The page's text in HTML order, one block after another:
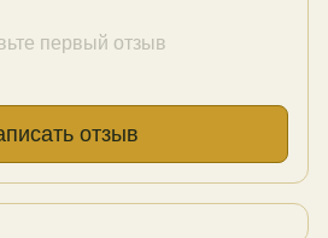
первый отзыв
отзыв